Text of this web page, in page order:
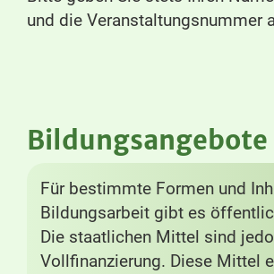
und die Veranstaltungsnummer
Bildungsangebote
Für bestimmte Formen und
Bildungsarbeit gibt es
Die staatlichen Mittel sind
Vollfinanzierung. Diese Mittel